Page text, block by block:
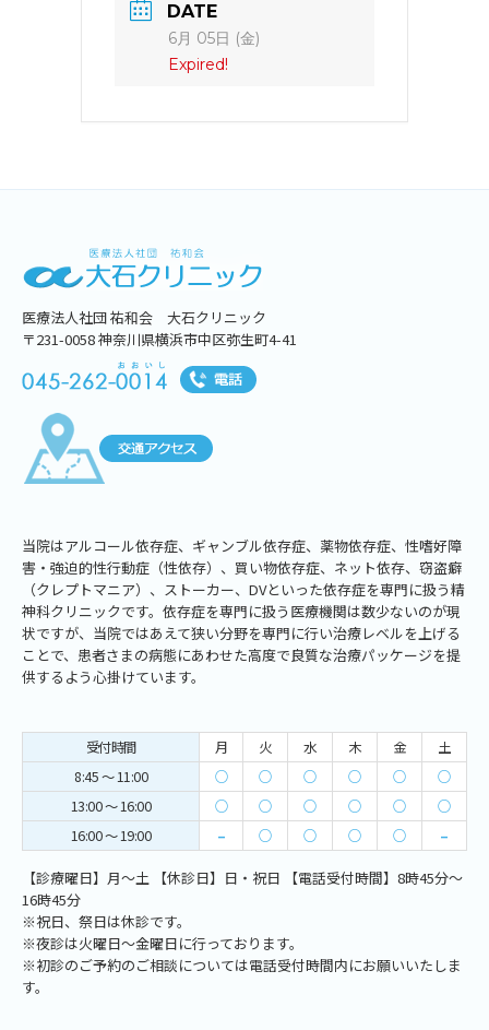
DATE
6月 05日 (金)
Expired!
医療法人社団 祐和会 大石クリニック
〒231-0058 神奈川県横浜市中区弥生町4-41
当院はアルコール依存症、ギャンブル依存症、薬物依存症、性嗜好障
害・強迫的性行動症（性依存）、買い物依存症、ネット依存、窃盗癖
（クレプトマニア）、ストーカー、DVといった依存症を専門に扱う精
神科クリニックです。依存症を専門に扱う医療機関は数少ないのが現
状ですが、当院ではあえて狭い分野を専門に行い治療レベルを上げる
ことで、患者さまの病態にあわせた高度で良質な治療パッケージを提
供するよう心掛けています。
受付時間 月 火 水 木 金
土
8:45 ～ 11:00
○ ○ ○ ○ ○
○
13:00 ～ 16:00
○ ○ ○ ○ ○
○
16:00 ～ 19:00
– ○ ○ ○ ○ –
【診療曜日】月～土 【休診日】日・祝日 【電話受付時間】8時45分～
16時45分
※祝日、祭日は休診です。
※夜診は火曜日～金曜日に行っております。
※初診のご予約のご相談については電話受付時間内にお願いいたしま
す。